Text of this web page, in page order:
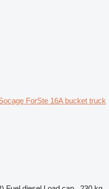
ForSte 16A bucket truck